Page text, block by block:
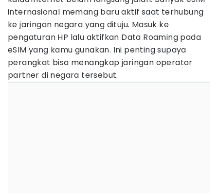
internasional memang baru aktif saat terhubung
ke jaringan negara yang dituju. Masuk ke
pengaturan HP lalu aktifkan Data Roaming pada
eSIM yang kamu gunakan. Ini penting supaya
perangkat bisa menangkap jaringan operator
partner di negara tersebut.